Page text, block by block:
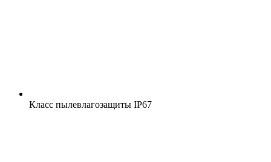
Класс пылевлагозащиты IP67